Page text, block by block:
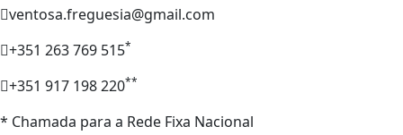
ventosa.freguesia@gmail.com
+351 263 769 515*
+351 917 198 220**
* Chamada para a Rede Fixa Nacional